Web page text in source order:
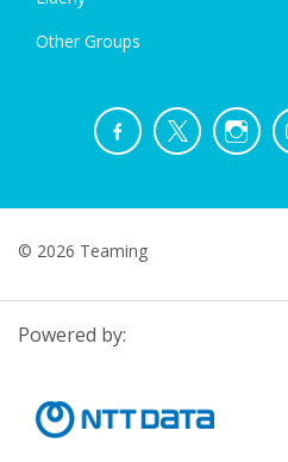
Other Groups
© 2026 Teaming
Powered by: